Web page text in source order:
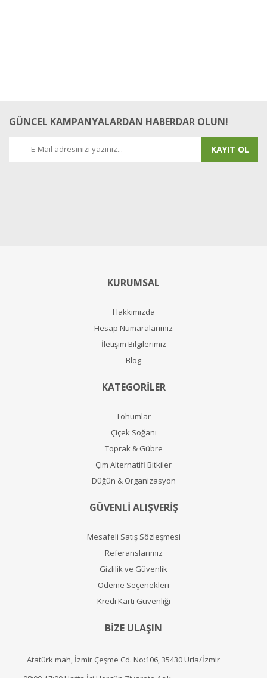
GÜNCEL KAMPANYALARDAN HABERDAR OLUN!
KAYIT OL
KURUMSAL
Hakkımızda
Hesap Numaralarımız
İletişim Bilgilerimiz
Blog
KATEGORİLER
Tohumlar
Çiçek Soğanı
Toprak & Gübre
Çim Alternatifi Bitkiler
Düğün & Organizasyon
GÜVENLİ ALIŞVERİŞ
Mesafeli Satış Sözleşmesi
Referanslarımız
Gizlilik ve Güvenlik
Ödeme Seçenekleri
Kredi Kartı Güvenliği
BİZE ULAŞIN
Atatürk mah, İzmir Çeşme Cd. No:106, 35430 Urla/İzmir